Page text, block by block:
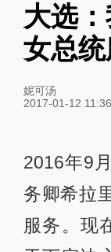
大选
女总
妮可汤
2017-01-12 11:36
2016年9
务卿希拉
服务。现